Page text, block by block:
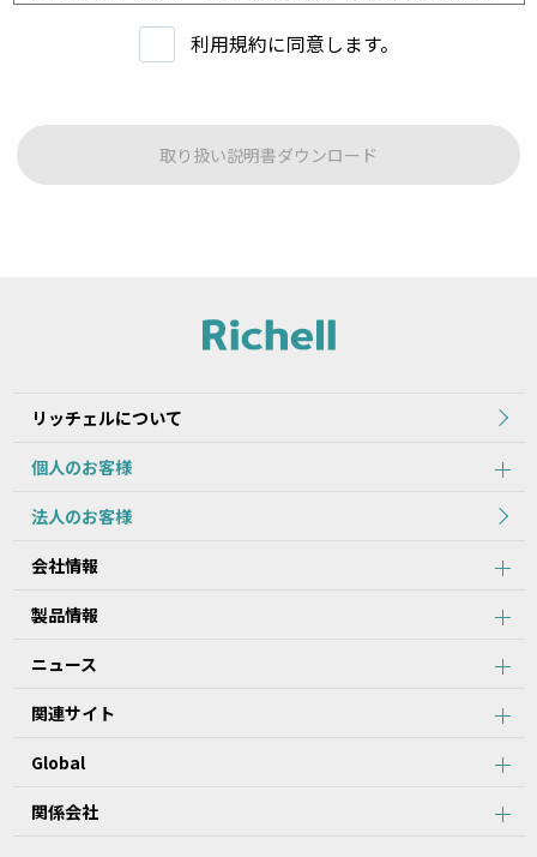
入いただいた製品または購入を検討中の製品（以下、「当該製品」
といいます。）に関するデータ（以下、「本データ等」といいま
す）の提供サービス（以下「本サービス」といいます）における利
に従い本サービスを利用いただくものとし、本規約に同意いただけ
ない場合には本サービスをご利用いただけないものとします。
本サイトに公開されている本データ等は、原則として製品が発売さ
れた当初のものを掲載しています。
製品本体に同梱されている本データ等の内容と異なる場合がありま
す。
1.本データ等について、当該製品を購入されたお客様以外からのお
問い合わせにはお応えできない場合がありますことをご了承くださ
2.本サービスでは、すべての製品の本データ等を提供しているわけ
当該製品につき本データ等をご提供できない場合がありますので、
3.取扱説明書に記載の安全上のご注意は、本データ等が制作された
4.製品には、取扱説明書を補足するために、取扱説明書以外の印刷
を提供していません。
利用規約に同意します。
取り扱い説明書ダウンロード
リッチェルについて
個人のお客様
法人のお客様
会社情報
製品情報
ニュース
関連サイト
Global
関係会社